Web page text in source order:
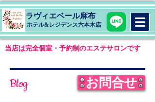
ラヴィエベール麻布
​ホテル&レジデンス六本木店
当店は完全個室・予約制のエステサロンです
Blog お問合せ